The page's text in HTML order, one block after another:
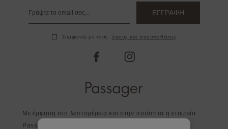
ΕΓΓΡΑΦΗ
Συμφωνώ με τους όρους και προϋποθέσεις
facebookinstagram
Με έμφαση στη λεπτομέρεια και στην ποιότητα η εταιρεία
Passager, εκτός από τα καταστήματα της, διευρύνει το